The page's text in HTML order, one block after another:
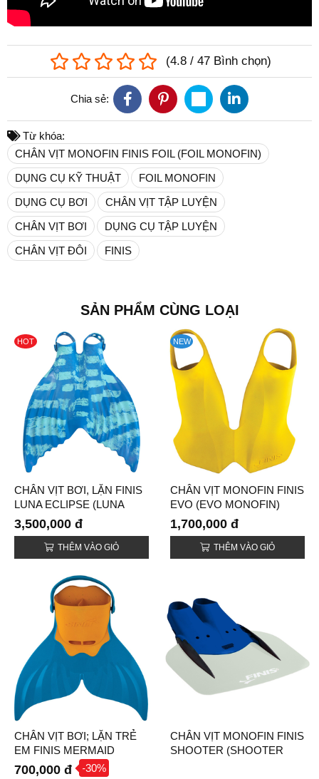
(4.8/ 47 Bình chọn)
Chia sẻ:
Từ khóa:
CHÂN VỊT MONOFIN FINIS FOIL (FOIL MONOFIN)
DỤNG CỤ KỸ THUẬT
FOIL MONOFIN
DỤNG CỤ BƠI
CHÂN VỊT TẬP LUYỆN
CHÂN VỊT BƠI
DỤNG CỤ TẬP LUYỆN
CHÂN VỊT ĐÔI
FINIS
SẢN PHẨM CÙNG LOẠI
HOT
CHÂN VỊT BƠI, LẶN FINIS
LUNA ECLIPSE (LUNA
ECLIPSE MONOFIN)
3,500,000 đ
THÊM VÀO GIỎ
NEW
CHÂN VỊT MONOFIN FINIS
EVO (EVO MONOFIN)
1,700,000 đ
THÊM VÀO GIỎ
CHÂN VỊT BƠI; LẶN TRẺ
EM FINIS MERMAID
(MERMAID MONOFIN)
700,000 đ -30%
CHÂN VỊT MONOFIN FINIS
SHOOTER (SHOOTER